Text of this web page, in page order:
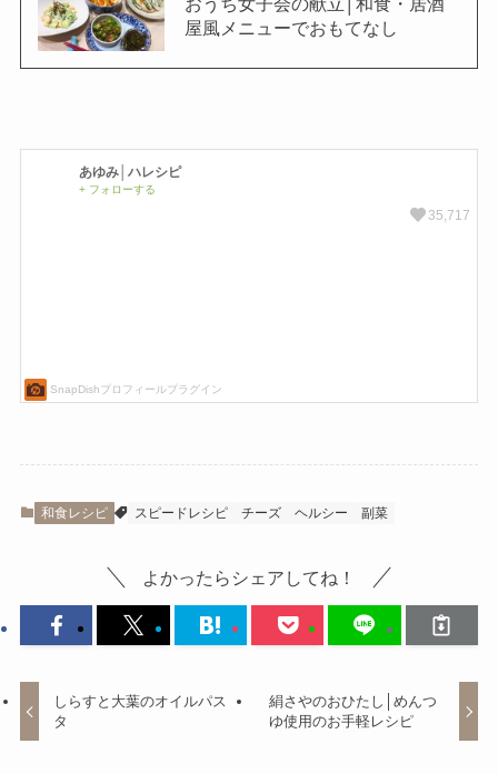
屋風メニューでおもてなし
和食レシピ スピードレシピ チーズ ヘルシー 副菜
よかったらシェアしてね！
しらすと大葉のオイルパス
タ
絹さやのおひたし│めんつ
ゆ使用のお手軽レシピ